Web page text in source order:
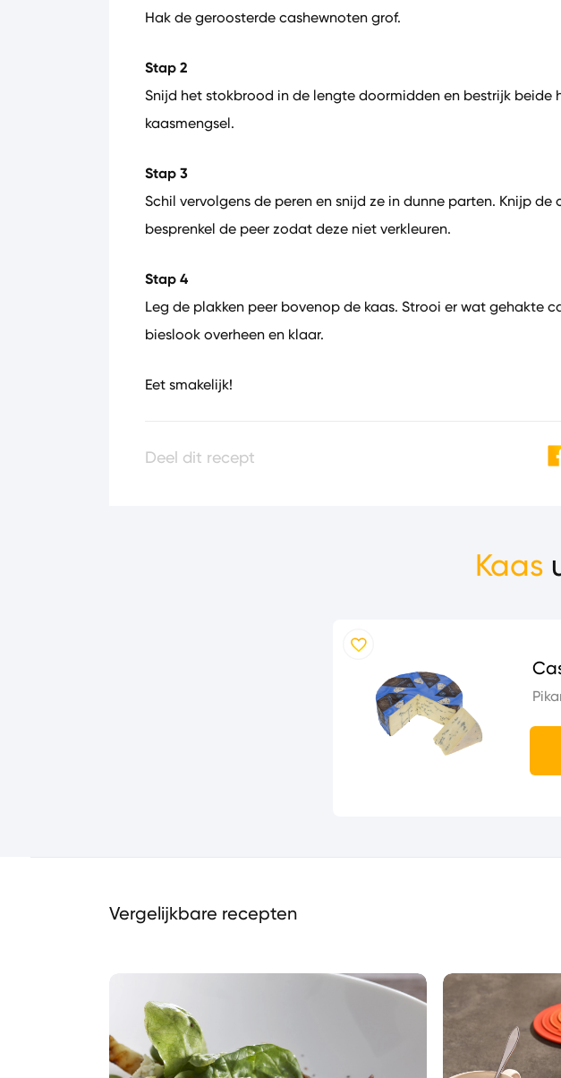
Hak de geroosterde cashewnoten grof.
Stap 2
Snijd het stokbrood in de lengte doormidden en bestrijk beide
kaasmengsel.
Stap 3
Schil vervolgens de peren en snijd ze in dunne parten. Knijp de
besprenkel de peer zodat deze niet verkleuren.
Stap 4
Leg de plakken peer bovenop de kaas. Strooi er wat gehakte
bieslook overheen en klaar.
Eet smakelijk!
Deel dit recept
Kaas
Vergelijkbare recepten